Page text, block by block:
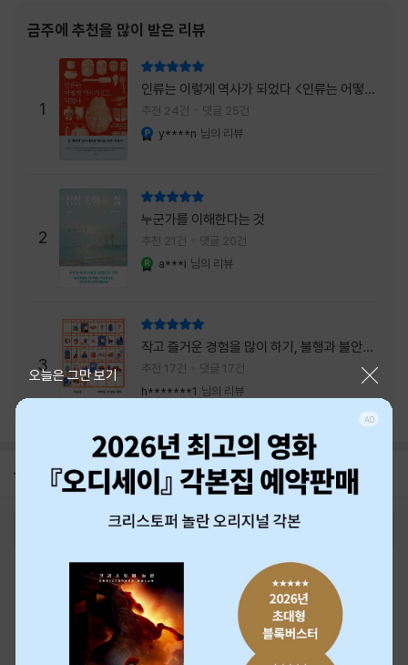
피치』는 끝나가는 여름의 아쉬움과 새로운 계
의미하는 제목이었다. 소설은 각자의 '여름'을
잃어버린 다섯 인물들의 이야기를 담고 있다.
👧연인에게 이별을 통보받고 외모를 향한 악성
댓글로 인해 카메라 앞에 설 수 없게 된 요리 유
튜버
금주에 추천을 많이 받은 리뷰
1
인류는 이렇게 역사가 되었다 <인류는 어떻게
역사가 되었나>
추천 24건 댓글 25건
y****n 님의 리뷰
2
누군가를 이해한다는 것
추천 21건 댓글 20건
a***i 님의 리뷰
3
작고 즐거운 경험을 많이 하기, 불행과 불안을
회피하지 말기, 그리고 좋은 사람을 많이 만나
기.
추천 17건
댓글 17건
h*******1 님의 리뷰
공지 26년 NBCI 수상 안내
2026-08-01
오늘은 그만 보기
최근 본 상품
중고샵 1566-4295
eBook 1:1문의/채팅상담
예스이십사(주) 사업자 정보
이용약관
개인정보처리방침
청소년보호정책
PC버전
회사소개 거래처관계자께